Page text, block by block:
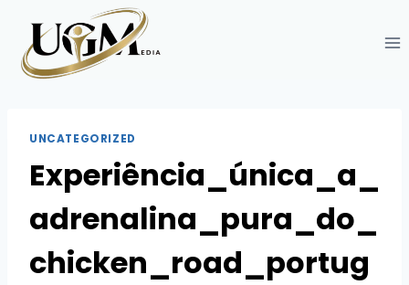
content
UNCATEGORIZED
Experiência_única_a_
adrenalina_pura_do_
chicken_road_portug